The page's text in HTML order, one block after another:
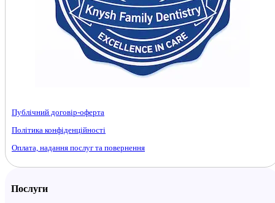
Публічний договір-оферта
Політика конфіденційності
Оплата, надання послуг та повернення
Послуги